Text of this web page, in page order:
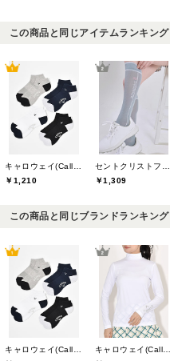
この商品と同じアイテムランキング
￥1,210
￥1,309
この商品と同じブランドランキング